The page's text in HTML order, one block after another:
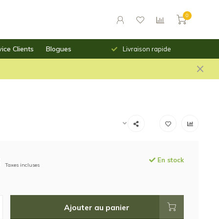
0
Clients Blogues
des prix saillants Livraison rapide
Taxes incluses
En stock
Ajouter au panier